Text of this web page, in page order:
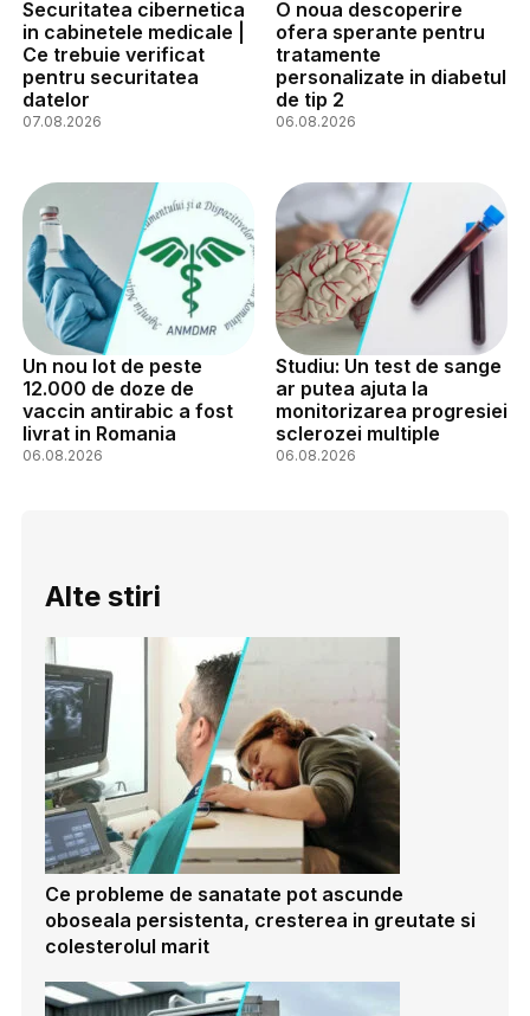
Securitatea cibernetica
in cabinetele medicale |
Ce trebuie verificat
pentru securitatea
datelor
07.08.2026
O noua descoperire
ofera sperante pentru
tratamente
personalizate in diabetul
de tip 2
06.08.2026
Un nou lot de peste
12.000 de doze de
vaccin antirabic a fost
livrat in Romania
06.08.2026
Studiu: Un test de sange
ar putea ajuta la
monitorizarea progresiei
sclerozei multiple
06.08.2026
Alte stiri
Ce probleme de sanatate pot ascunde
oboseala persistenta, cresterea in greutate si
colesterolul marit